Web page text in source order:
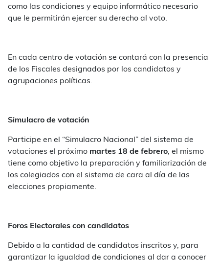
como las condiciones y equipo informático necesario
que le permitirán ejercer su derecho al voto.
En cada centro de votación se contará con la presencia
de los Fiscales designados por los candidatos y
agrupaciones políticas.
Simulacro de votación
Participe en el “Simulacro Nacional” del sistema de
votaciones el próximo martes 18 de febrero, el mismo
tiene como objetivo la preparación y familiarización de
los colegiados con el sistema de cara al día de las
elecciones propiamente.
Foros Electorales con candidatos
Debido a la cantidad de candidatos inscritos y, para
garantizar la igualdad de condiciones al dar a conocer